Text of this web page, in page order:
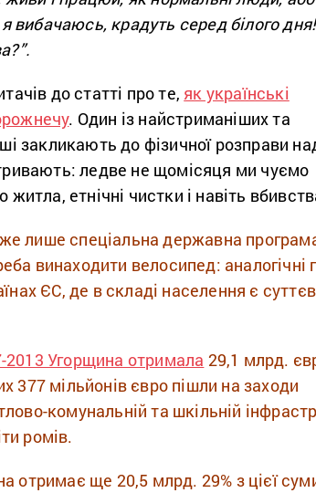
вибачаюсь, крадуть серед білого дня!
до статті про те, як українські
. Один із найстриманіших та
закликають до фізичної розправи
ледве не щомісяця ми чуємо
етнічні чистки і навіть
лише спеціальна державна
винаходити велосипед:
ЄС, де в складі населення є
2013 Угорщина отримала 29,1 млрд.
377 мільйонів євро пішли на заходи
комунальній та шкільній
ромів.
отримає ще 20,5 млрд. 29% з цієї